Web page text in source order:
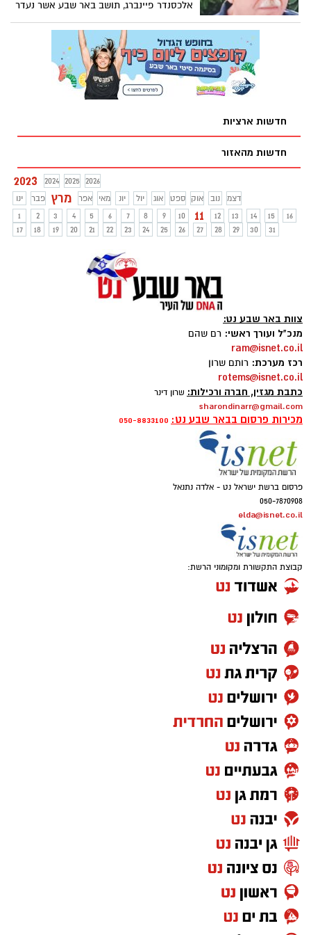
אלכסנדר פיינברג, תושב באר שבע אשר נעדר
כבר יממה שלמה
חדשות ארציות
חדשות מהאזור
2023 2024 2025
2026
ינו
פבר מרץ אפר מאי יונ יול אוג ספט אוק נוב
דצמ
1
2 3 4 5 6 7 8 9 10 11 12 13 14 15
16
17
18 19 20 21 22 23 24 25 26 27 28 29 30 31
צוות באר שבע נט:
מנכ"ל ועורך ראשי: רם שהם
ram@isnet.co.il
רכז מערכת: רותם שרון
rotems@isnet.co.il
כתבת מגזין, חברה ורכילות: שרון דינר
sharondinarr@gmail.com
מכירות פרסום בבאר שבע נט: 050-8833100
פרסום ברשת ישראל נט - אלדה נתנאל
050-7870908
elda@isnet.co.il
קבוצת התקשורת ומקומוני הרשת: